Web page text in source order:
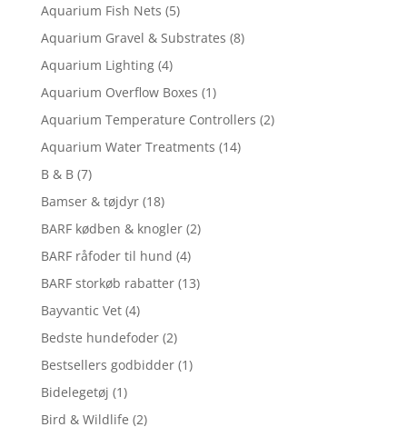
Aquarium Fish Nets (5)
Aquarium Gravel & Substrates (8)
Aquarium Lighting (4)
Aquarium Overflow Boxes (1)
Aquarium Temperature Controllers (2)
Aquarium Water Treatments (14)
B & B (7)
Bamser & tøjdyr (18)
BARF kødben & knogler (2)
BARF råfoder til hund (4)
BARF storkøb rabatter (13)
Bayvantic Vet (4)
Bedste hundefoder (2)
Bestsellers godbidder (1)
Bidelegetøj (1)
Bird & Wildlife (2)